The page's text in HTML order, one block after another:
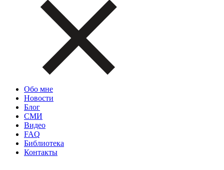
Обо мне
Новости
Блог
СМИ
Видео
FAQ
Библиотека
Контакты